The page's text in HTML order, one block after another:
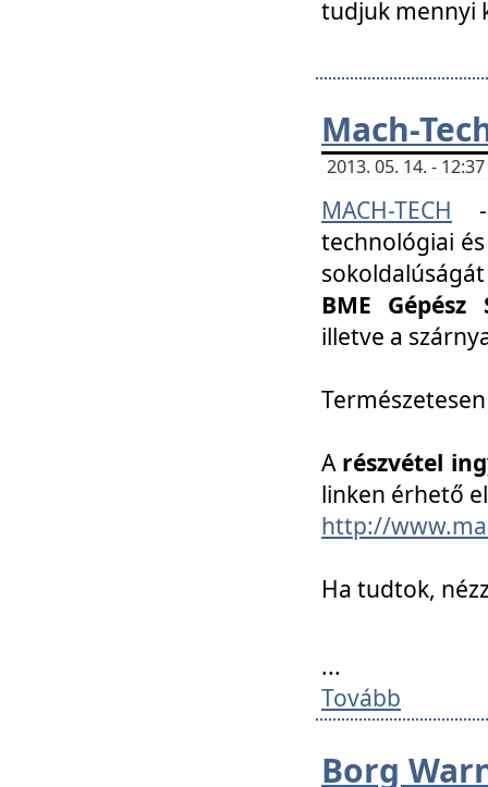
tudjuk mennyi
Mach-
2013. 05. 14. -
MACH-TECH
technológiai
BME
illetve a
A részvétel
linken érhető
http://
Ha tudtok,
...
Tovább
Borg